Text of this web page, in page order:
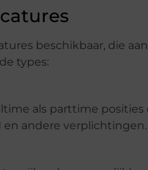
beschikbaar, die
types:
als parttime
en andere verplichtingen.